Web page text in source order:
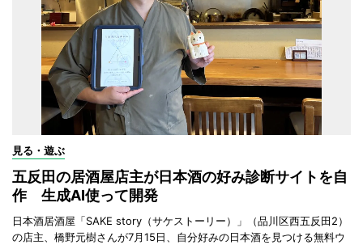
見る・遊ぶ
五反田の居酒屋店主が日本酒の好み診断サイトを自
作 生成AI使って開発
日本酒居酒屋「SAKE story（サケストーリー）」（品川区西五反田2）
の店主、橋野元樹さんが7月15日、自分好みの日本酒を見つける無料ウ